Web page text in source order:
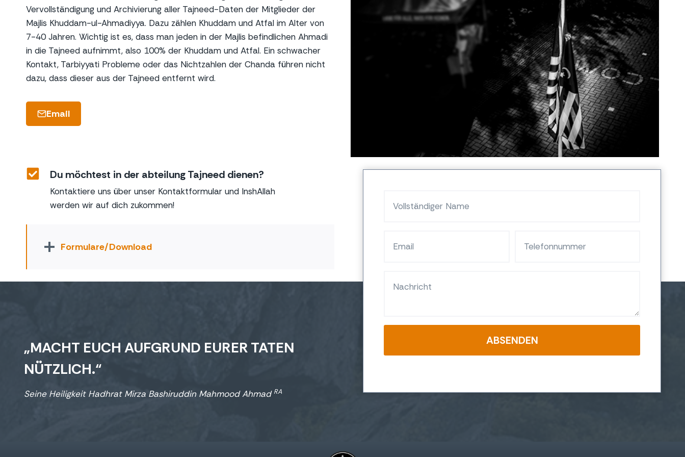
Vervollständigung und Archivierung aller Tajneed-Daten der Mitglieder der
Majlis Khuddam-ul-Ahmadiyya. Dazu zählen Khuddam und Atfal im Alter von
7-40 Jahren. Wichtig ist es, dass man jeden in der Majlis befindlichen Ahmadi
in die Tajneed aufnimmt, also 100% der Khuddam und Atfal. Ein schwacher
Kontakt, Tarbiyyati Probleme oder das Nichtzahlen der Chanda führen nicht
dazu, dass dieser aus der Tajneed entfernt wird.
Email
Du möchtest in der abteilung Tajneed dienen?
Kontaktiere uns über unser Kontaktformular und InshAllah
werden wir auf dich zukommen!
Formulare/Download
„MACHT EUCH AUFGRUND EURER TATEN
NÜTZLICH.“
Seine Heiligkeit Hadhrat Mirza Bashiruddin Mahmood Ahmad RA
ABSENDEN